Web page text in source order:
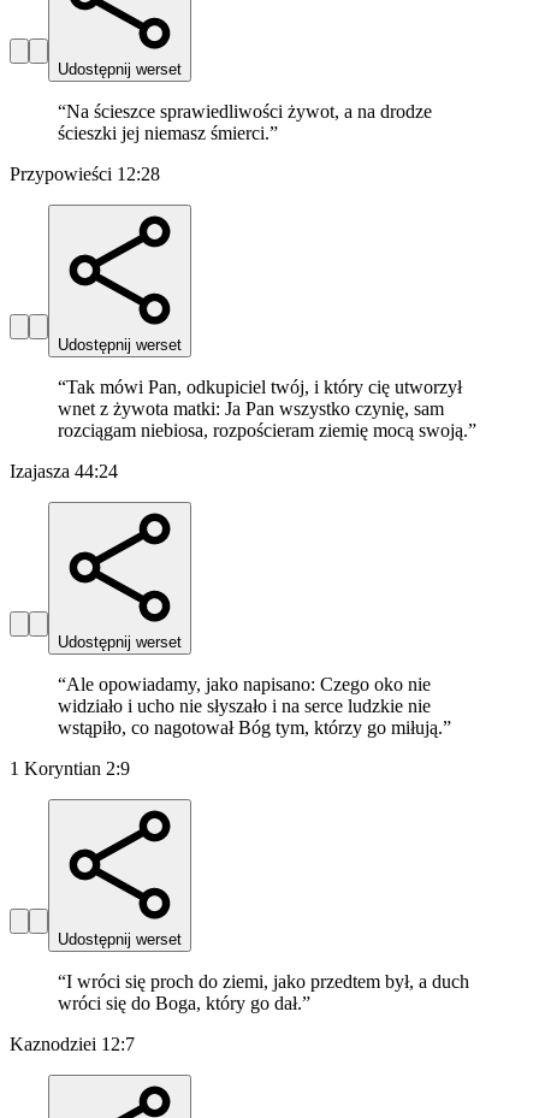
Udostępnij werset
“Na ścieszce sprawiedliwości żywot, a na drodze
ścieszki jej niemasz śmierci.”
Przypowieści 12:28
Udostępnij werset
“Tak mówi Pan, odkupiciel twój, i który cię utworzył
wnet z żywota matki: Ja Pan wszystko czynię, sam
rozciągam niebiosa, rozpościeram ziemię mocą swoją.”
Izajasza 44:24
Udostępnij werset
“Ale opowiadamy, jako napisano: Czego oko nie
widziało i ucho nie słyszało i na serce ludzkie nie
wstąpiło, co nagotował Bóg tym, którzy go miłują.”
1 Koryntian 2:9
Udostępnij werset
“I wróci się proch do ziemi, jako przedtem był, a duch
wróci się do Boga, który go dał.”
Kaznodziei 12:7